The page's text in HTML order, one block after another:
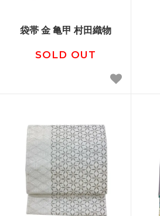
袋帯 金 亀甲 村田織物
SOLD OUT